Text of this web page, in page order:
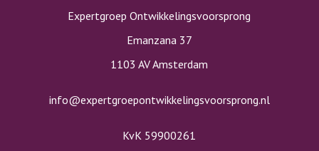
Expertgroep Ontwikkelingsvoorsprong
Emanzana 37
1103 AV Amsterdam
info@expertgroepontwikkelingsvoorsprong.nl
KvK 59900261